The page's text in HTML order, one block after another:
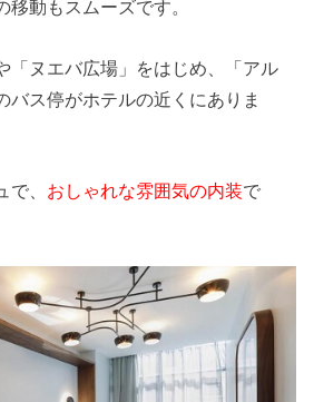
動もスムーズです。
「ヌエバ広場」をはじめ、「アル
バス停がホテルの近くにありま
、 おしゃれな雰囲気の内装で